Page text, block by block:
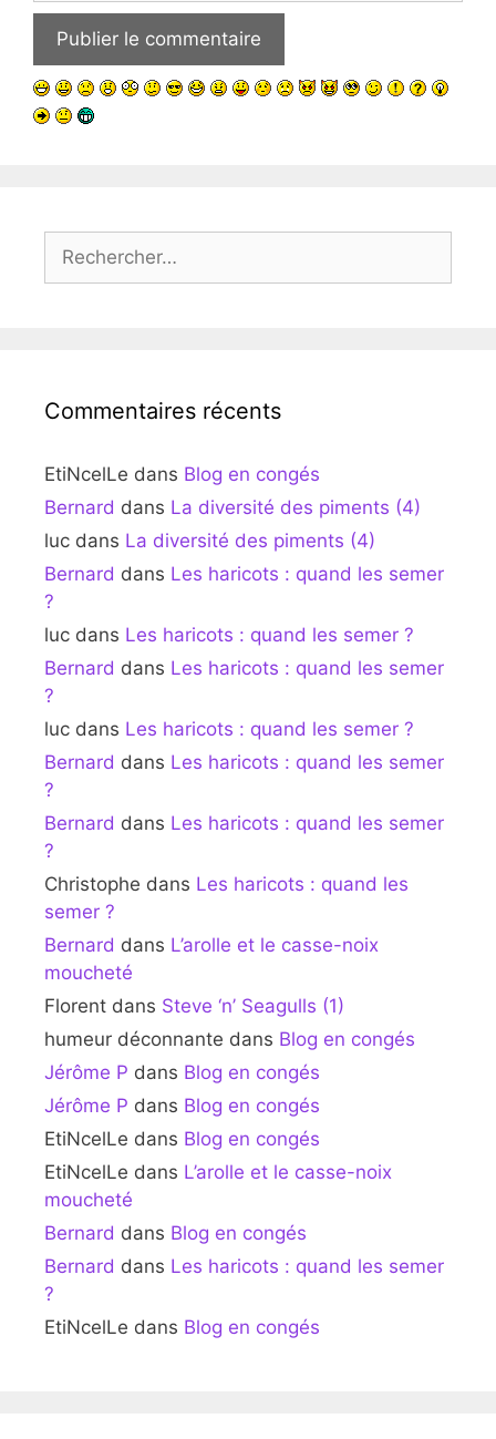
Rechercher :
Commentaires récents
EtiNcelLe dans Blog en congés
Bernard dans La diversité des piments (4)
luc dans La diversité des piments (4)
Bernard dans Les haricots : quand les semer
?
luc dans Les haricots : quand les semer ?
Bernard dans Les haricots : quand les semer
?
luc dans Les haricots : quand les semer ?
Bernard dans Les haricots : quand les semer
?
Bernard dans Les haricots : quand les semer
?
Christophe dans Les haricots : quand les
semer ?
Bernard dans L’arolle et le casse-noix
moucheté
Florent dans Steve ‘n’ Seagulls (1)
humeur déconnante dans Blog en congés
Jérôme P dans Blog en congés
Jérôme P dans Blog en congés
EtiNcelLe dans Blog en congés
EtiNcelLe dans L’arolle et le casse-noix
moucheté
Bernard dans Blog en congés
Bernard dans Les haricots : quand les semer
?
EtiNcelLe dans Blog en congés